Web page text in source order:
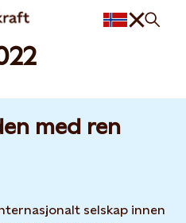
med ren
selskap innen